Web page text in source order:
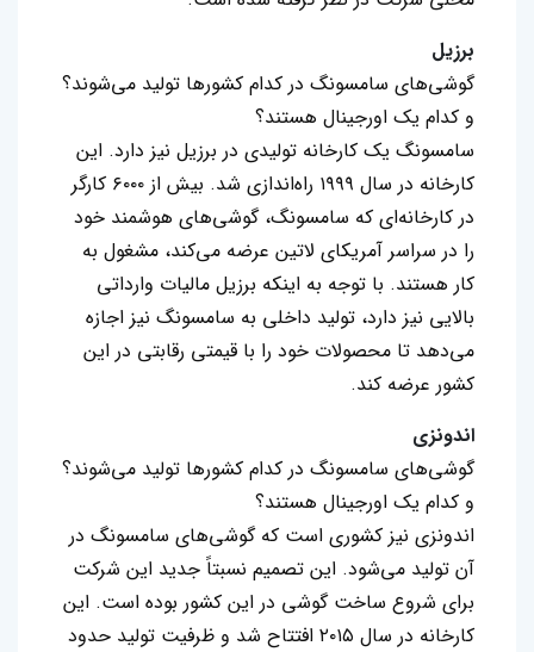
برزیل
گوشی‌های سامسونگ در کدام کشورها تولید می‌شوند؟
و کدام یک اورجینال هستند؟
سامسونگ یک کارخانه تولیدی در برزیل نیز دارد. این
کارخانه در سال ۱۹۹۹ راه‌اندازی شد. بیش از ۶۰۰۰ کارگر
در کارخانه‌ای که سامسونگ، گوشی‌های هوشمند خود
را در سراسر آمریکای لاتین عرضه می‌کند، مشغول به
کار هستند. با توجه به اینکه برزیل مالیات وارداتی
بالایی نیز دارد، تولید داخلی به سامسونگ نیز اجازه
می‌دهد تا محصولات خود را با قیمتی رقابتی در این
کشور عرضه کند.
اندونزی
گوشی‌های سامسونگ در کدام کشورها تولید می‌شوند؟
و کدام یک اورجینال هستند؟
اندونزی نیز کشوری است که گوشی‌های سامسونگ در
آن تولید می‌شود. این تصمیم نسبتاً جدید این شرکت
برای شروع ساخت گوشی در این کشور بوده است. این
کارخانه در سال ۲۰۱۵ افتتاح شد و ظرفیت تولید حدود